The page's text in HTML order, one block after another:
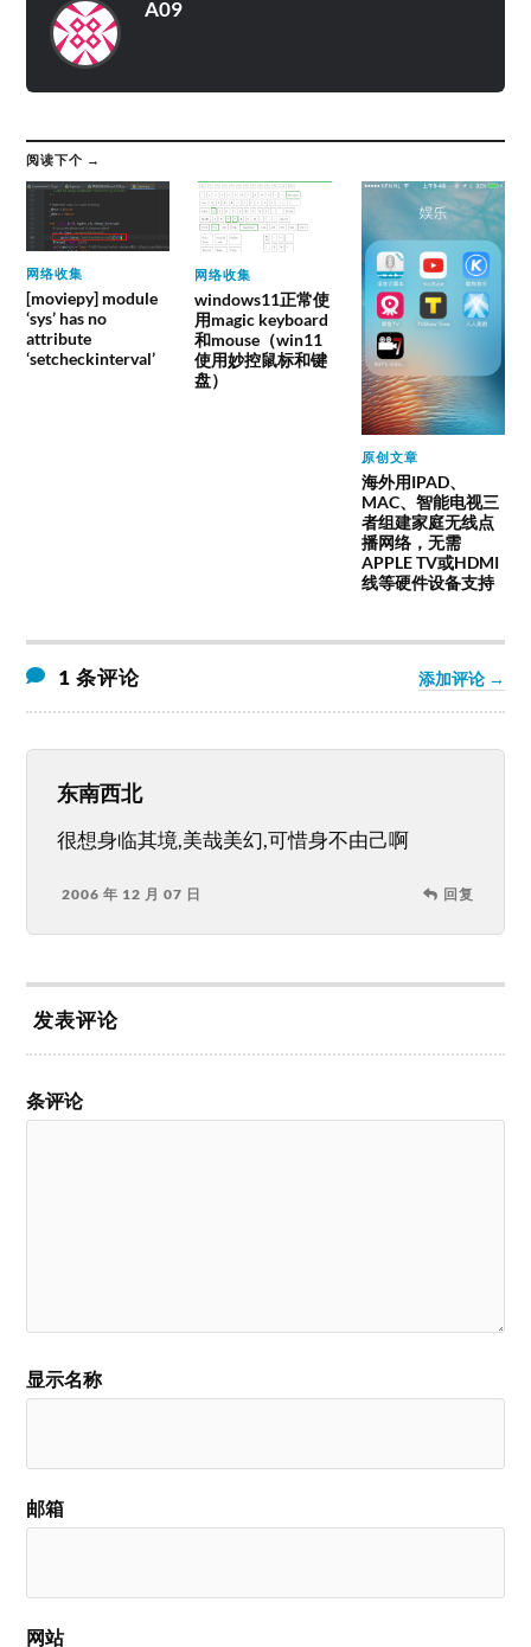
A09
阅读下个 →
网络收集
[moviepy] module
‘sys’ has no
attribute
‘setcheckinterval’
网络收集
windows11正常使
用magic keyboard
和mouse（win11
使用妙控鼠标和键
盘）
原创文章
海外用IPAD、
MAC、智能电视三
者组建家庭无线点
播网络，无需
APPLE TV或HDMI
线等硬件设备支持
1 条评论 添加评论 →
东南西北
很想身临其境,美哉美幻,可惜身不由己啊
2006 年 12 月 07 日 回复
发表评论
条评论
显示名称
邮箱
网站